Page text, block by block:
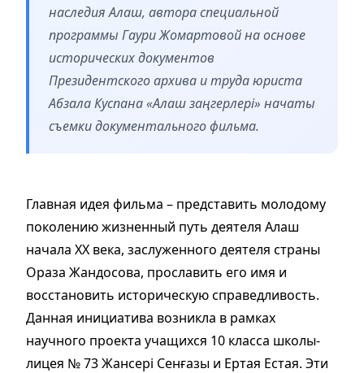
наследия Алаш, автора специальной
программы Гаури Жомартовой на основе
исторических документов
Президентского архива и труда юриста
Абзала Куспана «Алаш заңгерлері» начаты
съемки документального фильма.
Главная идея фильма – представить молодому
поколению жизненный путь деятеля Алаш
начала ХХ века, заслуженного деятеля страны
Ораза Жандосова, прославить его имя и
восстановить историческую справедливость.
Данная инициатива возникла в рамках
научного проекта учащихся 10 класса школы-
лицея № 73 Жансері Сенғазы и Ертая Естая. Эти